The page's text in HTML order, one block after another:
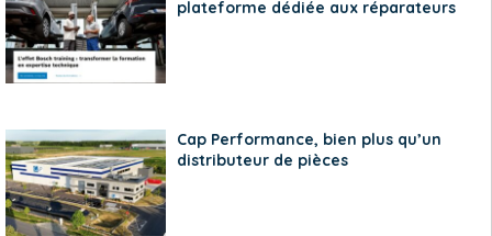
plateforme dédiée aux réparateurs
Cap Performance, bien plus qu’un
distributeur de pièces